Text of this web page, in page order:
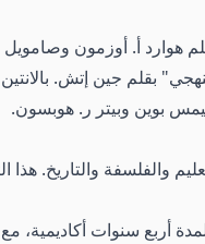
هوارد أ. أوزمون
بقلم جين إتش.
بوين وبيتر ر. هوبسون.
والفلسفة والتاريخ.
أربع سنوات أكاديمية،